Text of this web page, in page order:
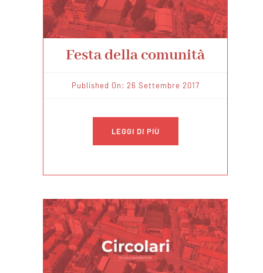
Festa della comunità
Published On: 26 Settembre 2017
LEGGI DI PIÙ